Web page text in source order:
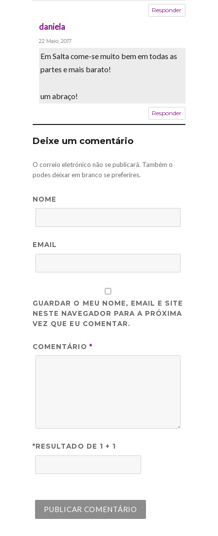
Responder
daniela
22 Maio, 2017
Em Salta come-se muito bem em todas as
partes e mais barato!
um abraço!
Responder
Deixe um comentário
O correio eletrónico não se publicará. Também o
podes deixar em branco se preferires.
NOME
EMAIL
GUARDAR O MEU NOME, EMAIL E SITE
NESTE NAVEGADOR PARA A PRÓXIMA
VEZ QUE EU COMENTAR.
COMENTÁRIO *
*RESULTADO DE 1 + 1